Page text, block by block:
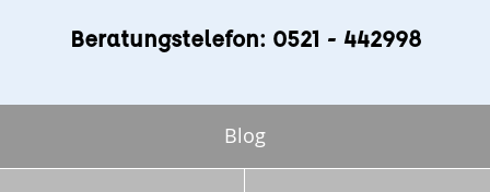
Beratungstelefon: 0521 - 442998
Blog